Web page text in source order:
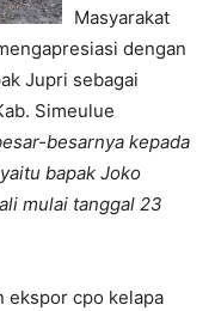
Masyarakat
dengan
Jupri sebagai
Simeulue
besarnya kepada
bapak Joko
mulai tanggal 23
ekspor cpo kelapa